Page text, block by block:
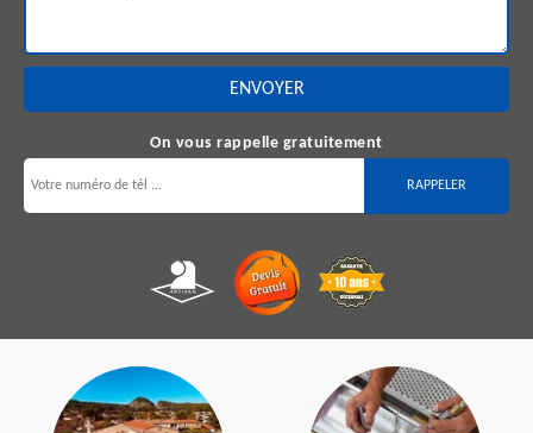
On vous rappelle gratuitement